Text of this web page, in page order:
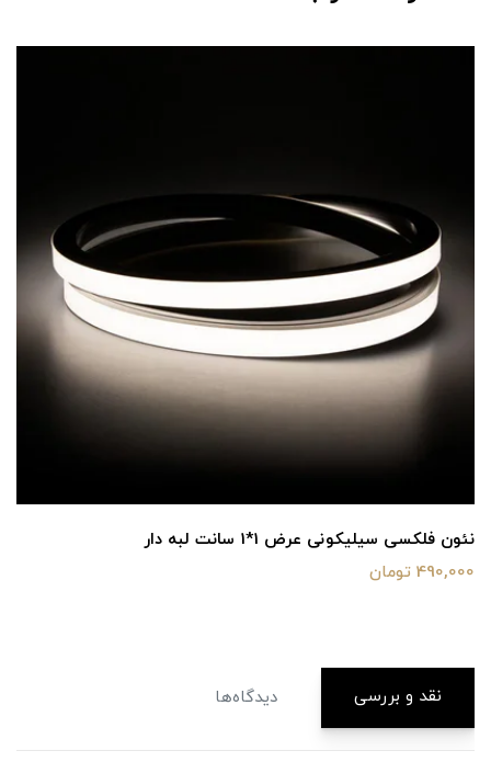
نئون فلکسی سیلیکونی عرض 1*1 سانت لبه دار
490,000 تومان
نقد و بررسی دیدگاه‌ها